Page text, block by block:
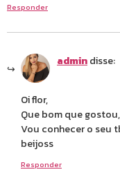
Responder
admindisse:
Oi flor,
Que bom que
Vou conhecer o seu
beijoss
Responder